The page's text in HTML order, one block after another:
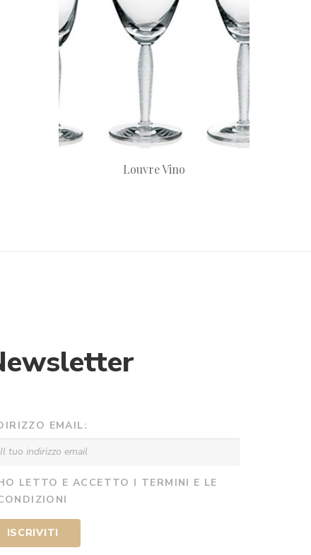
Louvre Vino
EMAIL:
LETTO E ACCETTO I TERMINI E LE